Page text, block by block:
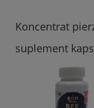
Koncentrat
suplement